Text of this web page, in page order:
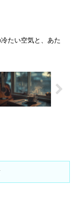
たい空気と、あた